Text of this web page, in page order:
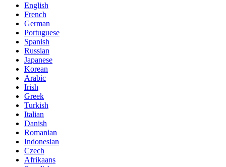
English
French
German
Portuguese
Spanish
Russian
Japanese
Korean
Arabic
Irish
Greek
Turkish
Italian
Danish
Romanian
Indonesian
Czech
Afrikaans